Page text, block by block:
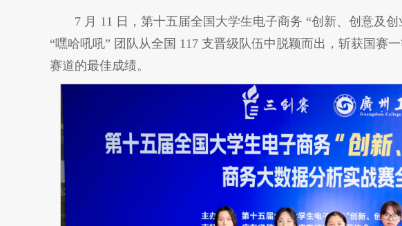
7 月 11 日，第十五届全国大学生电子商务 “创新、创意及
“嘿哈吼吼” 团队从全国 117 支晋级队伍中脱颖而出，斩获国赛
赛道的最佳成绩。